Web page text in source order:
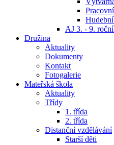
AJ 3. - 9.
Družina
Aktuality
Dokumenty
Kontakt
Fotogalerie
Mateřská škola
Aktuality
Třídy
1. třída
2. třída
Distanční vzdělávání
Starší děti